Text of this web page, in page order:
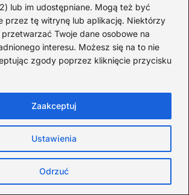
lub im udostępniane. Mogą też być
przez tę witrynę lub aplikację. Niektórzy
Twoje dane osobowe na
interesu. Możesz się na to nie
zgody poprzez kliknięcie przycisku
Ustawienia
Odrzuć
Zaakceptuj
kurs opiekunki dziecięcej i
siebie — sprawdzone
Rodzice